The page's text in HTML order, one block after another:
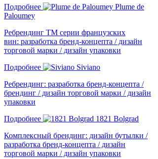
Подробнее
Plume de
Paloumey
Ребрендинг ТМ серии французских
вин: разработка бренд-концепта / дизайн
торговой марки / дизайн упаковки
Подробнее
Siviano
Ребрендинг: разработка бренд-концепта /
брендинг / дизайн торговой марки / дизайн
упаковки
Подробнее
1821 Bolgrad
Комплексный брендинг: дизайн бутылки /
разработка бренд-концепта / дизайн
торговой марки / дизайн упаковки